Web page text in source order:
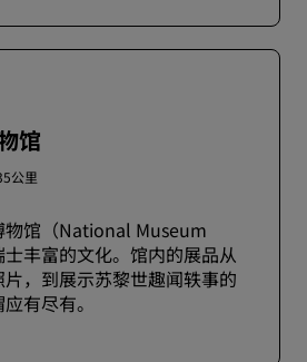
馆
公里
物馆（National Museum
丰富的文化。馆内的展品从
，到展示苏黎世趣闻轶事的
有尽有。